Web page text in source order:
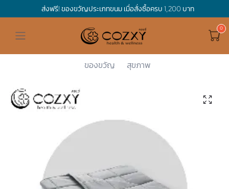
ส่งฟรี! ของขวัญประเภทขนม เมื่อสั่งซื้อครบ 1,200 บาท
ของขวัญ สุขภาพ
ของใช้ในบ้... ผ้าห่มถ่วง...
ดูทั้งหมด ของขวัญและเทศกาล
Holidays
ดูทั้งหมด Holidays
Father's day
Chinese New Year
ดูทั้งหมด By Occasion
Stay Safe
Thank you
ดูทั้งหมด Special one
For Her
ดูทั้งหมด เครื่องดื่ม
ดูทั้งหมด Premium Bird's Nest
Gift Boxes
Flower Collection
Tea
ดูทั้งหมด Tea
Tasting Boxes
ดูทั้งหมด Luxury
Non-Alcoholic Beverage
ดูทั้งหมด อาหาร
ดูทั้งหมด Wholegrain
Organic Rice
Cookies
ดูทั้งหมด Cookies
Gift Boxes
ดูทั้งหมด Chocolate
Tasting Boxes
ดูทั้งหมด Macaron
Tasting Boxes
Best Sellers
ดูทั้งหมด ของใช้ในบ้าน
หมอนประคบร้อนเย็น
เกี่ยวกับเรา
Gift box
Corporate Gift
Wedding Gift